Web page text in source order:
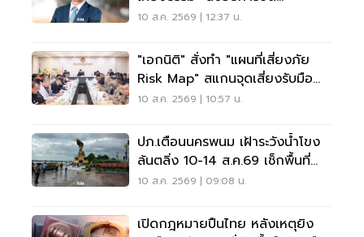
มหาวิทยาลัยเกษตรศาสตร์
10 ส.ค. 2569 | 12:37 น.
"เอกนิติ" สั่งทำ "แผนที่เสี่ยงภัย
Risk Map" สแกนจุดเสี่ยงรับมือน้ำ
ท่วม
10 ส.ค. 2569 | 10:57 น.
ปภ.เตือนนครพนม เฝ้าระวังน้ำโขง
ล้นตลิ่ง 10-14 ส.ค.69 เช็กพื้นที่
เสี่ยงด่วน
10 ส.ค. 2569 | 09:08 น.
เปิดกฎหมายปืนไทย หลังเหตุยิง